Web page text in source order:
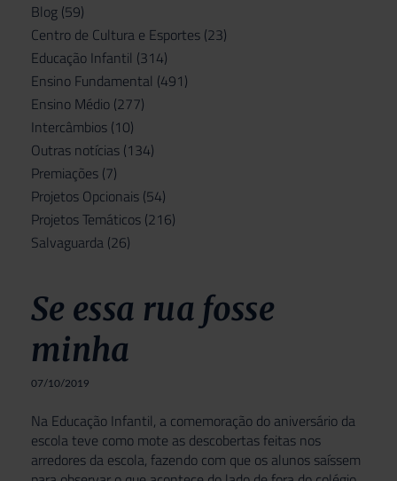
Blog (59)
Centro de Cultura e Esportes (23)
Educação Infantil (314)
Ensino Fundamental (491)
Ensino Médio (277)
Intercâmbios (10)
Outras notícias (134)
Premiações (7)
Projetos Opcionais (54)
Projetos Temáticos (216)
Salvaguarda (26)
Se essa rua fosse
minha
07/10/2019
Na Educação Infantil, a comemoração do aniversário da
escola teve como mote as descobertas feitas nos
arredores da escola, fazendo com que os alunos saíssem